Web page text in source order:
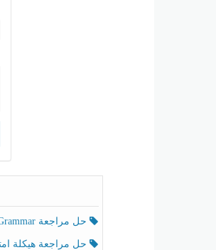
حل مراجعة Grammar اللغة الإنجليزية الصف الخامس الفصل الثالث
حل مراجعة هيكلة امتحان العلوم